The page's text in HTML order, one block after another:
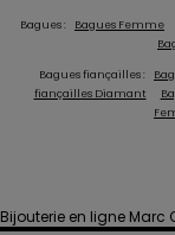
Bagues : Bagues Femme
Bagues fiançailles :
fiançailles Diamant
Bijouterie en ligne Marc